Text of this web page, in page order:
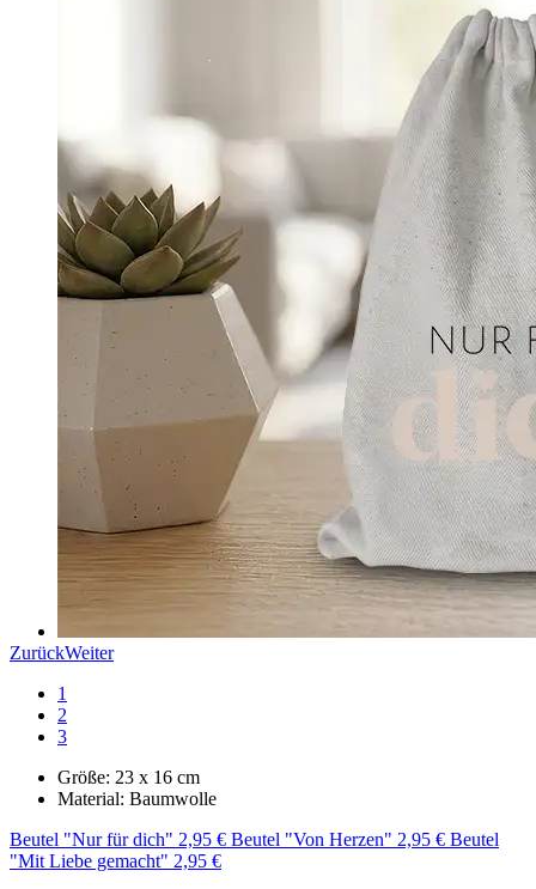
ZurückWeiter
1
2
3
Größe: 23 x 16 cm
Material: Baumwolle
Beutel "Nur für dich" 2,95 € Beutel "Von Herzen" 2,95 € Beutel
"Mit Liebe gemacht" 2,95 €